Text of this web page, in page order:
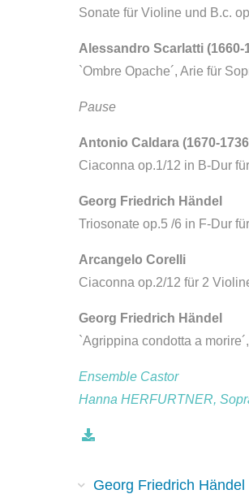
Sonate für Violine und B.c.
Alessandro Scarlatti (1660-
`Ombre Opache´, Arie für
Pause
Antonio Caldara (1670-
Ciaconna op.1/12 in B-Dur
Georg Friedrich Händel
Triosonate op.5 /6 in F-Dur
Arcangelo Corelli
Ciaconna op.2/12 für 2
Georg Friedrich Händel
`Agrippina condotta a
Ensemble Castor
Hanna HERFURTNER,
Georg Friedrich Händel